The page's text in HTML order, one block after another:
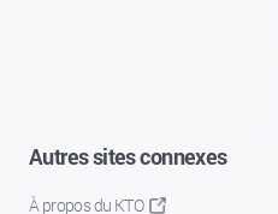
Autres sites connexes
À propos du KTO